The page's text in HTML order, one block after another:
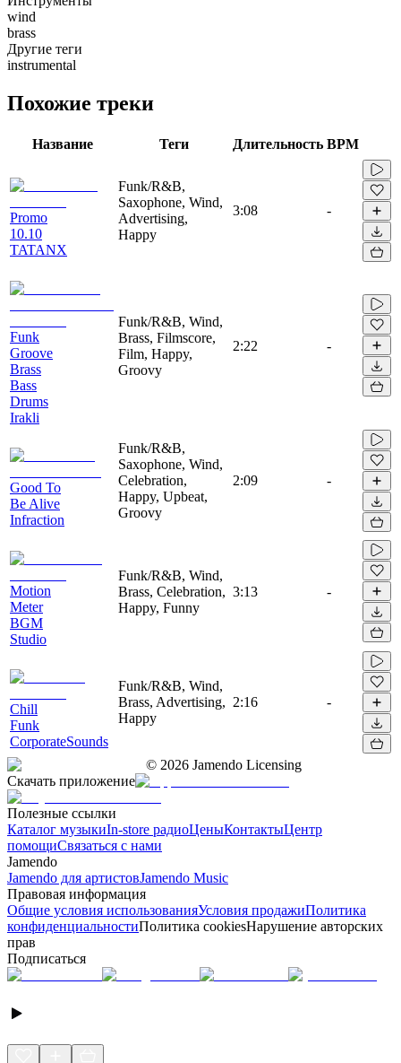
wind
brass
Другие теги
instrumental
Похожие треки
Название Теги Длительность BPM
Promo
10.10
TATANX
Funk/R&B,
Saxophone, Wind,
Advertising,
Happy
3:08 -
Funk
Groove
Brass
Bass
Drums
Irakli
Funk/R&B, Wind,
Brass, Filmscore,
Film, Happy,
Groovy
2:22 -
Good To
Be Alive
Infraction
Funk/R&B,
Saxophone, Wind,
Celebration,
Happy, Upbeat,
Groovy
2:09 -
Motion
Meter
BGM
Studio
Funk/R&B, Wind,
Brass, Celebration,
Happy, Funny
3:13 -
Chill
Funk
CorporateSounds
Funk/R&B, Wind,
Brass, Advertising,
Happy
2:16 -
© 2026 Jamendo Licensing
Скачать приложение
Полезные ссылки
Каталог музыкиIn-store радиоЦеныКонтактыЦентр
помощиСвязаться с нами
Jamendo
Jamendo для артистовJamendo Music
Правовая информация
Общие условия использованияУсловия продажиПолитика
конфиденциальностиПолитика cookiesНарушение авторских
прав
Подписаться